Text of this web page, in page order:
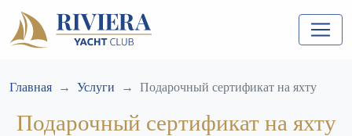
Главная Услуги Подарочный сертификат на яхту
Подарочный сертификат на яхту